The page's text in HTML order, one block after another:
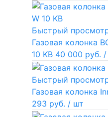
Быстрый
Газовая колонка
10 KB 40 000 руб.
Быстрый
Газовая колонка
293 руб. / шт